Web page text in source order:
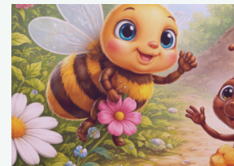
za
djecu:
Tijesna
kuća"